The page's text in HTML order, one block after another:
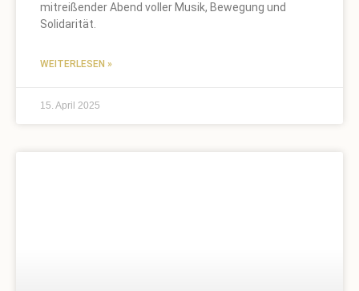
mitreißender Abend voller Musik, Bewegung und
Solidarität.
WEITERLESEN »
15. April 2025